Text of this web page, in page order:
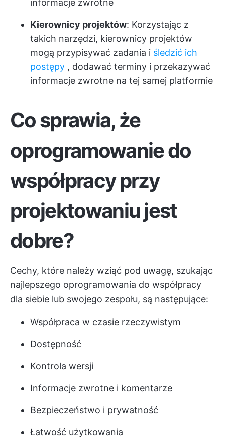
informacje zwrotne
Kierownicy projektów: Korzystając z
takich narzędzi, kierownicy projektów
mogą przypisywać zadania i śledzić ich
postępy , dodawać terminy i przekazywać
informacje zwrotne na tej samej platformie
Co sprawia, że
oprogramowanie do
współpracy przy
projektowaniu jest
dobre?
Cechy, które należy wziąć pod uwagę, szukając
najlepszego oprogramowania do współpracy
dla siebie lub swojego zespołu, są następujące:
Współpraca w czasie rzeczywistym
Dostępność
Kontrola wersji
Informacje zwrotne i komentarze
Bezpieczeństwo i prywatność
Łatwość użytkowania